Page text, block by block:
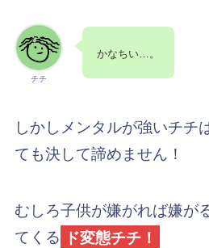
チチ
かなちい…。
しかしメンタルが強いチチ
ても決して諦めません！
むしろ子供が嫌がれば嫌が
てくる
ド変態チチ！